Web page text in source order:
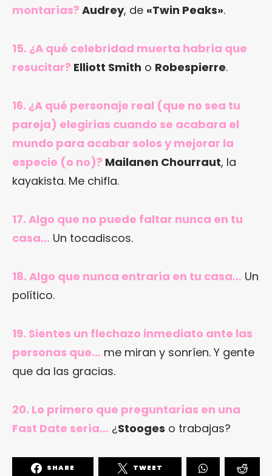
montarías? Audrey, de «Twin Peaks».
15. ¿A qué celebridad muerta habría que
resucitar? Elliott Smith o Robespierre.
16. ¿A qué personaje real (que no sea tu
pareja) elegirías cuando se acabara el
mundo para acabar solos y mejorar la
especie (o no)? Mailanen Chourraut, la
kayakista. Me chifla.
17. Algo que no puede faltar nunca en tu
casa… Un tocadiscos.
18. Algo que nunca entraría en tu casa… Un
político.
19. Sientes un flechazo inmediato ante las
personas que… me miran y sonríen. Y gente
que da las gracias.
20. Lo primero que preguntarías en una
Fast Date sería… ¿Stooges o trabajas?
SHARE TWEET